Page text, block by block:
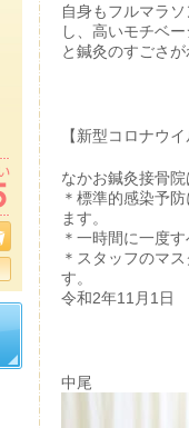
自身もフルマラ
し、高いモチベ
と鍼灸のすごさ
【新型コロナウ
なかお鍼灸接骨院
＊標準的感染予
ます。
＊一時間に一度
＊スタッフのマ
す。
令和2年11月1日
中尾